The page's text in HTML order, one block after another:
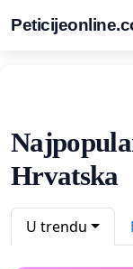
Hrvatska
U trendu